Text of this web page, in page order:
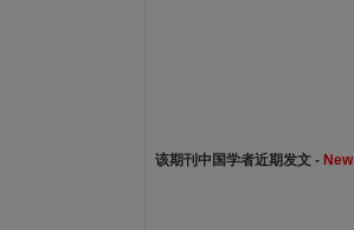
该期刊中国学者近期发文 - New